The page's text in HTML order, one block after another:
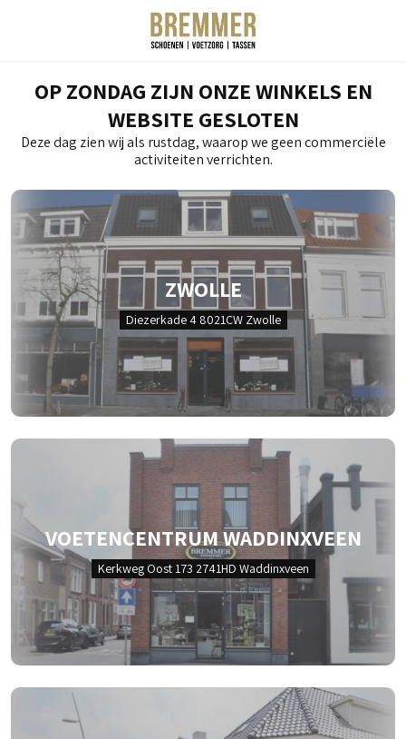
OP ZONDAG ZIJN ONZE WINKELS EN
WEBSITE GESLOTEN
Deze dag zien wij als rustdag, waarop we geen commerciële
activiteiten verrichten.
ZWOLLE
Diezerkade 4 8021CW Zwolle
VOETENCENTRUM WADDINXVEEN
Kerkweg Oost 173 2741HD Waddinxveen